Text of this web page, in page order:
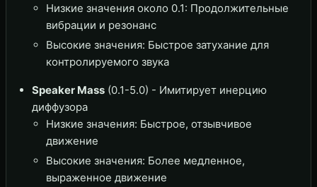
Низкие значения около 0.1: Продолжительные
вибрации и резонанс
Высокие значения: Быстрое затухание для
контролируемого звука
Speaker Mass (0.1-5.0) - Имитирует инерцию
диффузора
Низкие значения: Быстрое, отзывчивое
движение
Высокие значения: Более медленное,
выраженное движение